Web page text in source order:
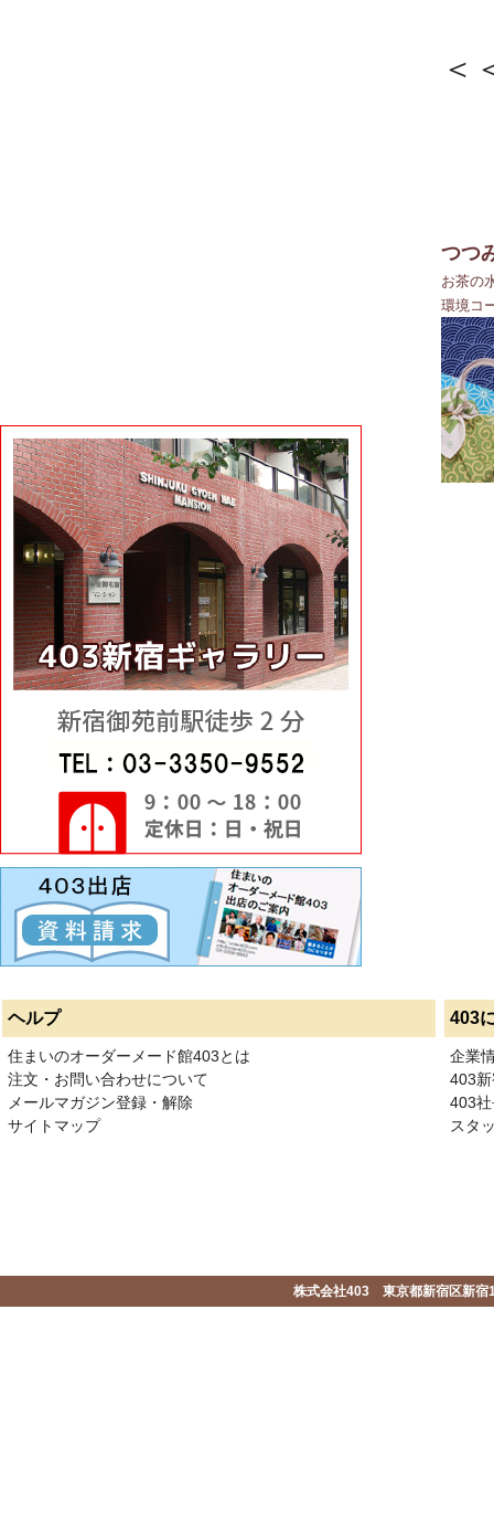
＜
つつ
お茶の
環境コ
ヘルプ 403
住まいのオーダーメード館403とは
注文・お問い合わせについて
メールマガジン登録・解除
サイトマップ
企業
403
403
スタ
株式会社403 東京都新宿区新